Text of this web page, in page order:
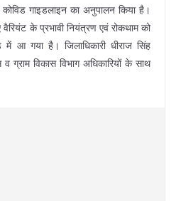
गाइडलाइन का अनुपालन किया है।
के प्रभावी नियंत्रण एवं रोकथाम को
आ गया है। जिलाधिकारी धीराज सिंह
ग्राम विकास विभाग अधिकारियों के साथ